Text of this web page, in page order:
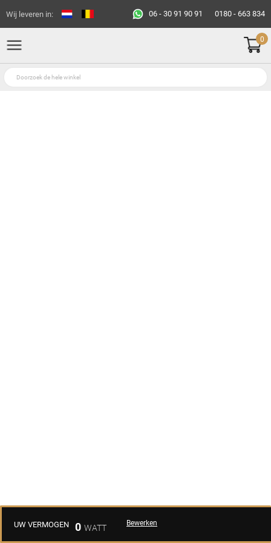
Wij leveren in: 06 - 30 91 90 91 0180 - 663 834
0
UW VERMOGEN 0 Bewerken